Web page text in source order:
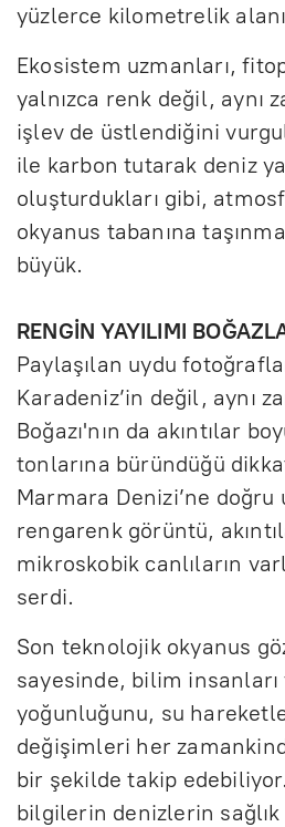
yüzlerce kilometrelik alanı
Ekosistem uzmanları,
yalnızca renk değil, aynı
işlev de üstlendiğini
ile karbon tutarak deniz
oluşturdukları gibi,
okyanus tabanına
büyük.
RENGİN YAYILIMI
Paylaşılan uydu
Karadeniz’in değil, aynı
Boğazı'nın da akıntılar
tonlarına büründüğü
Marmara Denizi’ne doğru
rengarenk görüntü,
mikroskobik canlıların
serdi.
Son teknolojik okyanus
sayesinde, bilim
yoğunluğunu, su
değişimleri her
bir şekilde takip
bilgilerin denizlerin